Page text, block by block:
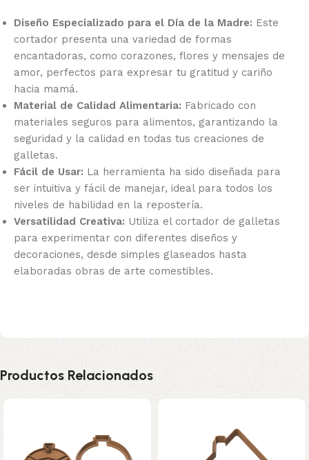
Diseño Especializado para el Día de la Madre: Este
cortador presenta una variedad de formas
encantadoras, como corazones, flores y mensajes de
amor, perfectos para expresar tu gratitud y cariño
hacia mamá.
Material de Calidad Alimentaria: Fabricado con
materiales seguros para alimentos, garantizando la
seguridad y la calidad en todas tus creaciones de
galletas.
Fácil de Usar: La herramienta ha sido diseñada para
ser intuitiva y fácil de manejar, ideal para todos los
niveles de habilidad en la repostería.
Versatilidad Creativa: Utiliza el cortador de galletas
para experimentar con diferentes diseños y
decoraciones, desde simples glaseados hasta
elaboradas obras de arte comestibles.
Productos Relacionados